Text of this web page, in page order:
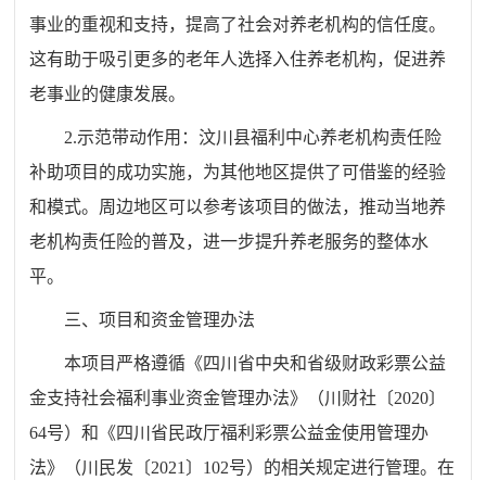
事业的重视和支持，提高了社会对养老机构的信任度。
这有助于吸引更多的老年人选择入住养老机构，促进养
老事业的健康发展。
2.示范带动作用：汶川县福利中心养老机构责任险
补助项目的成功实施，为其他地区提供了可借鉴的经验
和模式。周边地区可以参考该项目的做法，推动当地养
老机构责任险的普及，进一步提升养老服务的整体水
平。
三、项目和资金管理办法
本项目严格遵循《四川省中央和省级财政彩票公益
金支持社会福利事业资金管理办法》（川财社〔2020〕
64号）和《四川省民政厅福利彩票公益金使用管理办
法》（川民发〔2021〕102号）的相关规定进行管理。在